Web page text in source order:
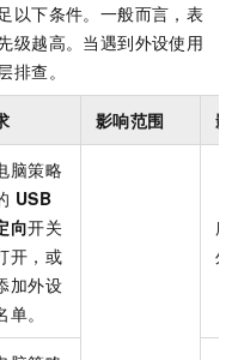
以下条件。一般而言，表
级越高。当遇到外设使用
排查。
影响范围 影
脑策略
USB
向开关
开，或
加外设
单。
所
外